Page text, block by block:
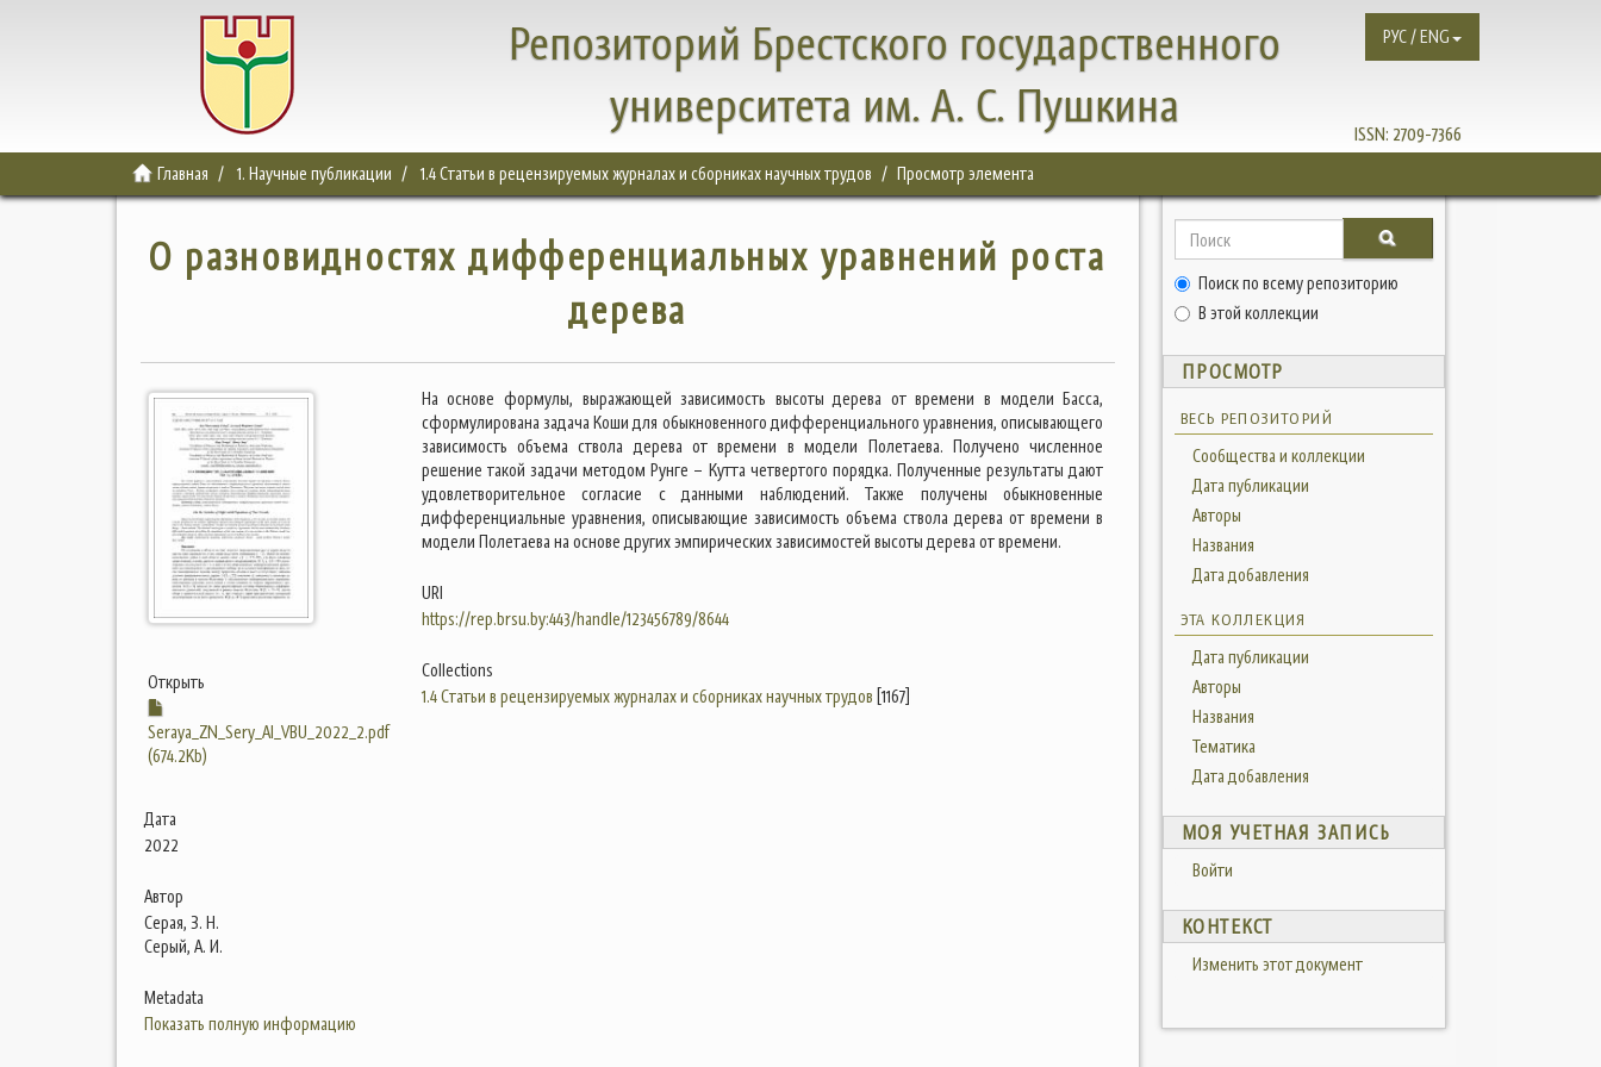
Репозиторий Брестского государственного
университета им. А. С. Пушкина
ISSN: 2709-7366
РУС / ENG
Главная 1. Научные публикации 1.4 Статьи в рецензируемых журналах и сборниках научных трудов Просмотр элемента
О разновидностях дифференциальных уравнений роста
дерева
Открыть
Seraya_ZN_Sery_AI_VBU_2022_2.pdf
(674.2Kb)
Дата
2022
Автор
Серая, З. Н.
Серый, А. И.
Metadata
Показать полную информацию
На основе формулы, выражающей зависимость высоты дерева от времени в модели Басса,
сформулирована задача Коши для обыкновенного дифференциального уравнения, описывающего
зависимость объема ствола дерева от времени в модели Полетаева. Получено численное
решение такой задачи методом Рунге – Кутта четвертого порядка. Полученные результаты дают
удовлетворительное согласие с данными наблюдений. Также получены обыкновенные
дифференциальные уравнения, описывающие зависимость объема ствола дерева от времени в
модели Полетаева на основе других эмпирических зависимостей высоты дерева от времени.
URI
https://rep.brsu.by:443/handle/123456789/8644
Collections
1.4 Статьи в рецензируемых журналах и сборниках научных трудов [1167]
Поиск по всему репозиторию
В этой коллекции
ПРОСМОТР
ВЕСЬ РЕПОЗИТОРИЙ
Сообщества и коллекции
Дата публикации
Авторы
Названия
Дата добавления
ЭТА КОЛЛЕКЦИЯ
Дата публикации
Авторы
Названия
Тематика
Дата добавления
МОЯ УЧЕТНАЯ ЗАПИСЬ
Войти
КОНТЕКСТ
Изменить этот документ